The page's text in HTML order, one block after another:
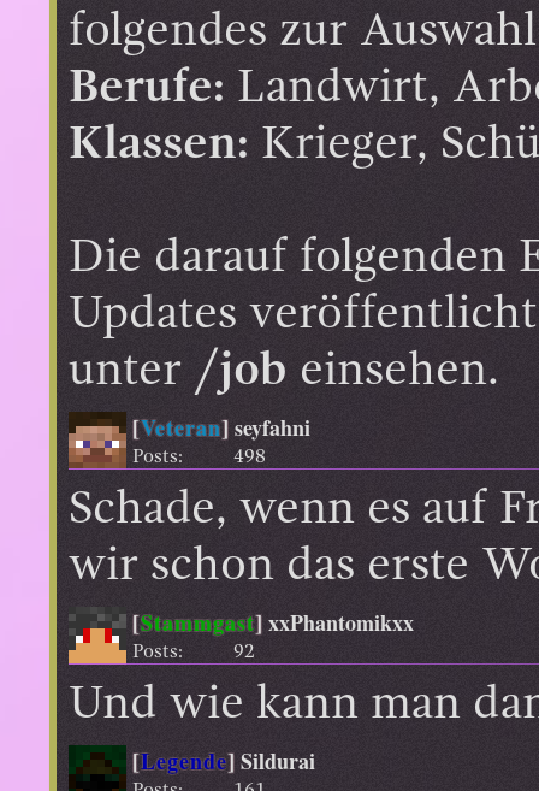
folgendes zur
Berufe: Landwirt,
Klassen: Krieger,
Die darauf folgenden
Updates
unter /job einsehen.
[Veteran]seyfahni
Posts: 498
Schade, wenn es auf
wir schon das erste
[Stammgast]xxPhantomikxx
Posts: 92
Und wie kann man
[Legende]Sildurai